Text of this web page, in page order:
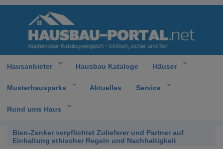
Hausanbieter Hausbau Kataloge Häuser
Musterhausparks Aktuelles Service
Rund ums Haus
Bien-Zenker verpflichtet Zulieferer und Partner auf
Einhaltung ethischer Regeln und Nachhaltigkeit